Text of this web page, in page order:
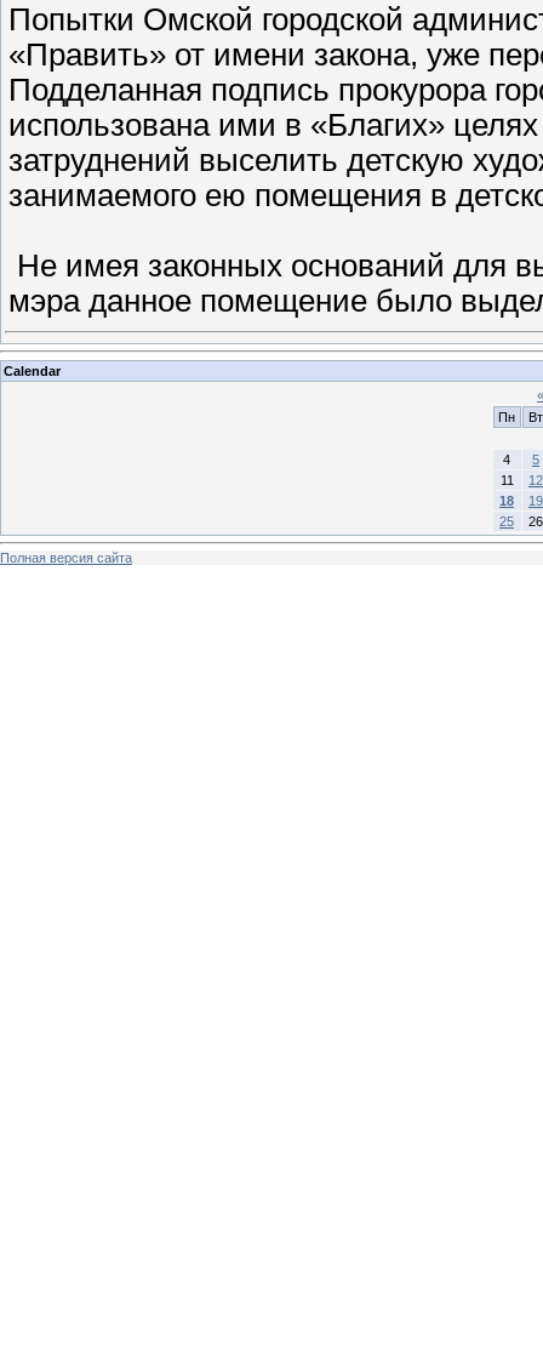
Попытки Омской городской
«Править» от имени закона, уже
Подделанная подпись прокурора
использована ими в «Благих»
затруднений выселить детскую
занимаемого ею помещения в
Не имея законных оснований для
мэра данное помещение было
Calendar
«
Пн
Вт
4
5
11
12
18
19
25
26
Полная версия сайта